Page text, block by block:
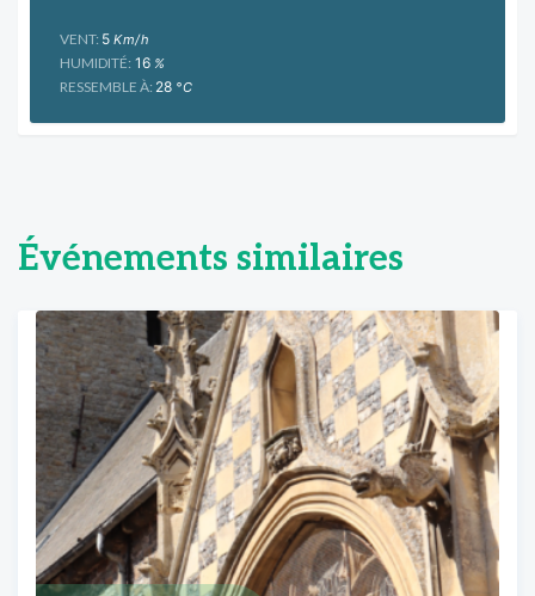
VENT: 5 Km/h
HUMIDITÉ: 16 %
RESSEMBLE À: 28 °C
Événements similaires